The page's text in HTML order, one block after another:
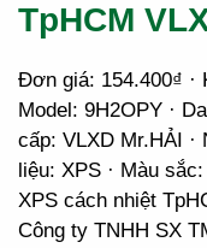
TpHCM
Đơn giá: 154.400₫ ·
Model: 9H2OPY ·
cấp: VLXD Mr.HẢI ·
liệu: XPS · Màu
XPS cách nhiệt
Công ty TNHH SX